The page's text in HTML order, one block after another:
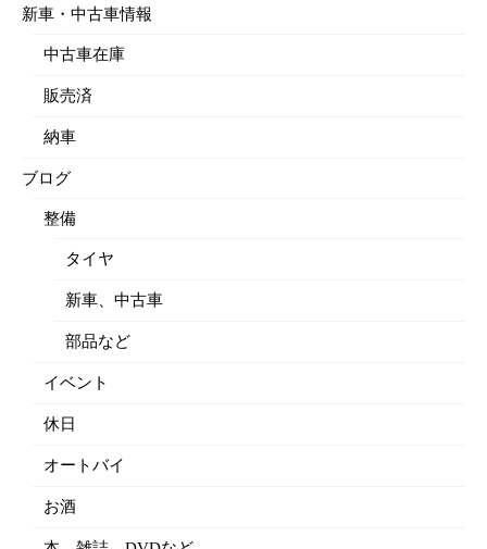
新車・中古車情報
中古車在庫
販売済
納車
ブログ
整備
タイヤ
新車、中古車
部品など
イベント
休日
オートバイ
お酒